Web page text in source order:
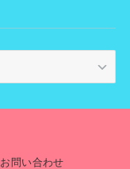
お問い合わせ